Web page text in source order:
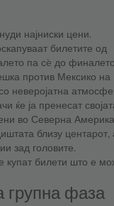
најниски цени.
билетите од
па сè до
против Мексико на
неверојатна
ќе ја пренесат
во Северна
близу центарот,
зад головите.
купат билети што е
групна фаза